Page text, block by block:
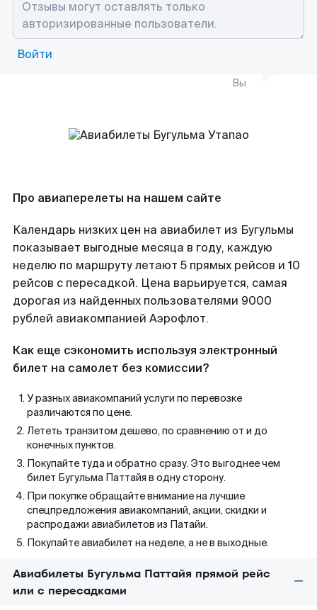
Войти
Вы
Про авиаперелеты на нашем сайте
Календарь низких цен на авиабилет из Бугульмы
показывает выгодные месяца в году, каждую
неделю по маршруту летают 5 прямых рейсов и 10
рейсов с пересадкой. Цена варьируется, самая
дорогая из найденных пользователями 9000
рублей авиакомпанией Аэрофлот.
Как еще сэкономить используя электронный
билет на самолет без комиссии?
У разных авиакомпаний услуги по перевозке
различаются по цене.
Лететь транзитом дешево, по сравнению от и до
конечных пунктов.
Покупайте туда и обратно сразу. Это выгоднее чем
билет Бугульма Паттайя в одну сторону.
При покупке обращайте внимание на лучшие
спецпредложения авиакомпаний, акции, скидки и
распродажи авиабилетов из Патайи.
Покупайте авиабилет на неделе, а не в выходные.
Авиабилеты Бугульма Паттайя прямой рейс
или с пересадками